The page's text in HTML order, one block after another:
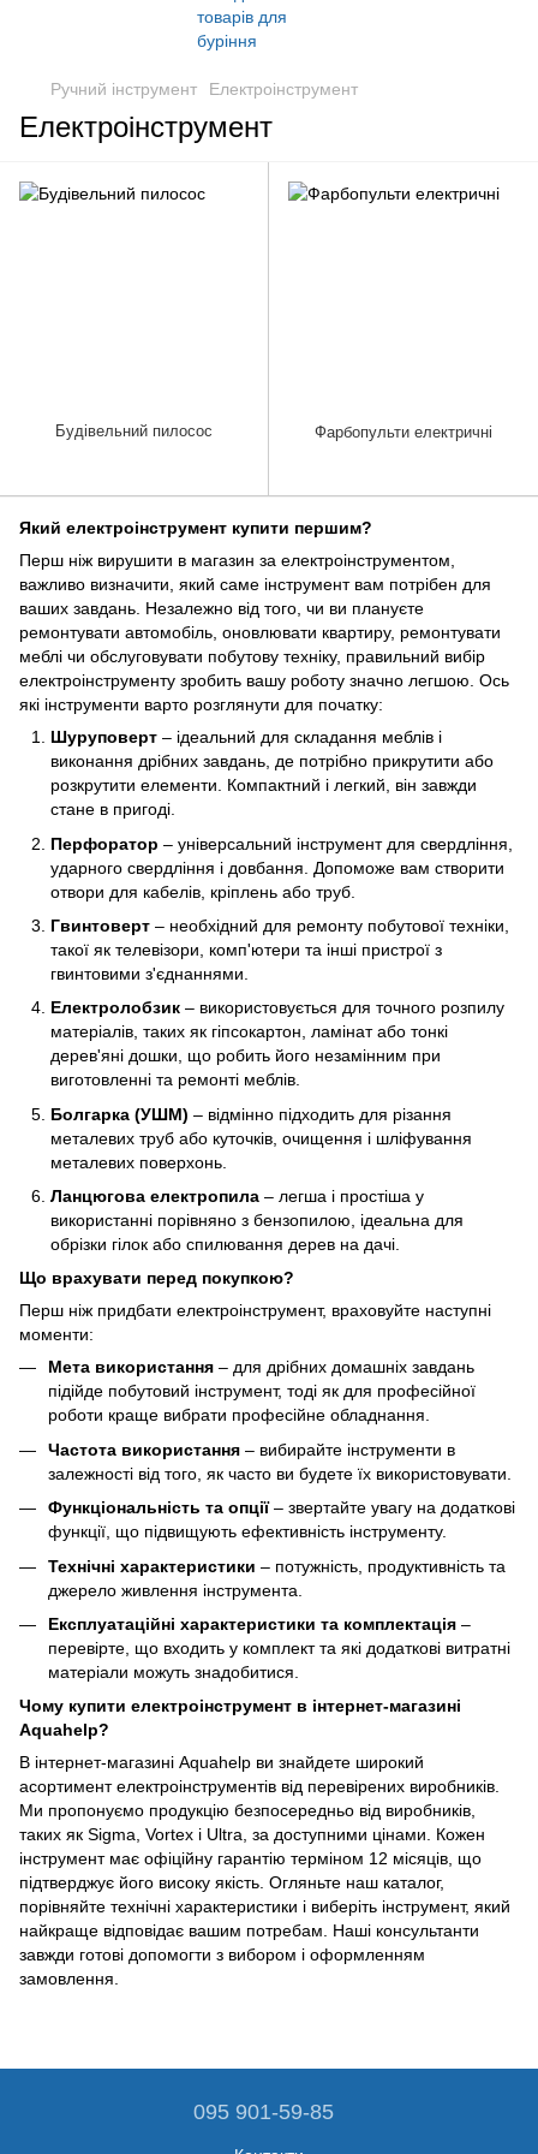
Ручний інструмент Електроінструмент
Електроінструмент
Який електроінструмент купити першим?
Перш ніж вирушити в магазин за електроінструментом,
важливо визначити, який саме інструмент вам потрібен для
ваших завдань. Незалежно від того, чи ви плануєте
ремонтувати автомобіль, оновлювати квартиру, ремонтувати
меблі чи обслуговувати побутову техніку, правильний вибір
електроінструменту зробить вашу роботу значно легшою. Ось
які інструменти варто розглянути для початку:
Шуруповерт – ідеальний для складання меблів і
виконання дрібних завдань, де потрібно прикрутити або
розкрутити елементи. Компактний і легкий, він завжди
стане в пригоді.
Перфоратор – універсальний інструмент для свердління,
ударного свердління і довбання. Допоможе вам створити
отвори для кабелів, кріплень або труб.
Гвинтоверт – необхідний для ремонту побутової техніки,
такої як телевізори, комп'ютери та інші пристрої з
гвинтовими з'єднаннями.
Електролобзик – використовується для точного розпилу
матеріалів, таких як гіпсокартон, ламінат або тонкі
дерев'яні дошки, що робить його незамінним при
виготовленні та ремонті меблів.
Болгарка (УШМ) – відмінно підходить для різання
металевих труб або куточків, очищення і шліфування
металевих поверхонь.
Ланцюгова електропила – легша і простіша у
використанні порівняно з бензопилою, ідеальна для
обрізки гілок або спилювання дерев на дачі.
Що врахувати перед покупкою?
Перш ніж придбати електроінструмент, враховуйте наступні
моменти:
Мета використання – для дрібних домашніх завдань
підійде побутовий інструмент, тоді як для професійної
роботи краще вибрати професійне обладнання.
Частота використання – вибирайте інструменти в
залежності від того, як часто ви будете їх використовувати.
Функціональність та опції– звертайте увагу на додаткові
функції, що підвищують ефективність інструменту.
Технічні характеристики – потужність, продуктивність та
джерело живлення інструмента.
Експлуатаційні характеристики та комплектація –
перевірте, що входить у комплект та які додаткові витратні
матеріали можуть знадобитися.
Чому купити електроінструмент в інтернет-магазині
Aquahelp?
В інтернет-магазині Aquahelp ви знайдете широкий
асортимент електроінструментів від перевірених виробників.
Ми пропонуємо продукцію безпосередньо від виробників,
таких як Sigma, Vortex і Ultra, за доступними цінами. Кожен
інструмент має офіційну гарантію терміном 12 місяців, що
підтверджує його високу якість. Огляньте наш каталог,
порівняйте технічні характеристики і виберіть інструмент, який
найкраще відповідає вашим потребам. Наші консультанти
завжди готові допомогти з вибором і оформленням
замовлення.
Будівельний пилосос Фарбопульти електричні
095 901-59-85